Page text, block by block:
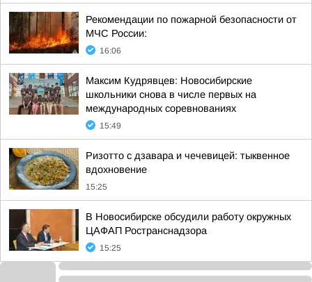
Рекомендации по пожарной безопасности от
МЧС России:
16:06
Максим Кудрявцев: Новосибирские
школьники снова в числе первых на
международных соревнованиях
15:49
Ризотто с дзавара и чечевицей: тыквенное
вдохновение
15:25
В Новосибирске обсудили работу окружных
ЦАФАП Ространснадзора
15:25